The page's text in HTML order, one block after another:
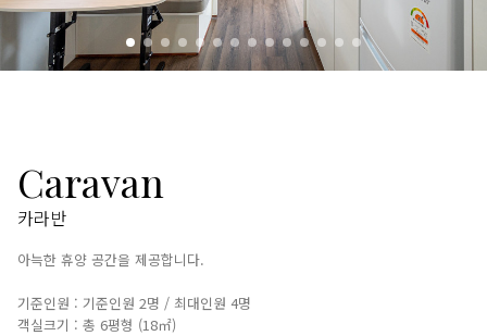
Caravan
카라반
아늑한 휴양 공간을 제공합니다.
기준인원 : 기준인원 2명 / 최대인원 4명
객실크기 : 총 6평형 (18㎡)